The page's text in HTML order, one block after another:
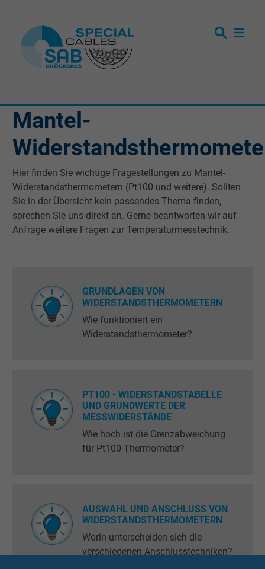
Mantel-
Hier finden Sie wichtige Fragestellungen zu Mantel-
Widerstandsthermometern (Pt100 und weitere). Sollten
Sie in der Übersicht kein passendes Thema finden,
sprechen Sie uns direkt an. Gerne beantworten wir auf
Anfrage weitere Fragen zur Temperaturmesstechnik.
GRUNDLAGEN VON
WIDERSTANDSTHERMOMETERN
Wie funktioniert ein
Widerstandsthermometer?
PT100 - WIDERSTANDSTABELLE
UND GRUNDWERTE DER
MESSWIDERSTÄNDE
Wie hoch ist die Grenzabweichung
für Pt100 Thermometer?
AUSWAHL UND ANSCHLUSS VON
WIDERSTANDSTHERMOMETERN
Worin unterscheiden sich die
verschiedenen Anschlusstechniken?